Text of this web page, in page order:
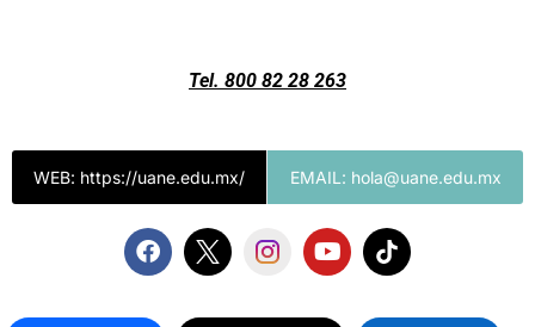
Tel. 800 82 28 263
WEB: https://uane.edu.mx/ EMAIL: hola@uane.edu.mx